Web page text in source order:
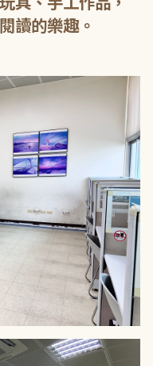
讀的樂趣。